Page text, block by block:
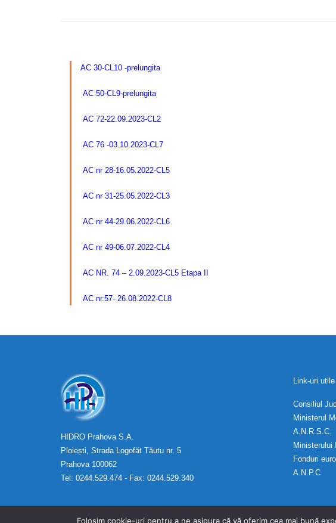
AC 30-CL10 -prelungita
AC 50-CL9-prelungita
AC 72-22.09.2023-CL2
AC 76 -03.10.2023-CL7
AC nr 28-16.05.2022-CL5
AC nr 31-25.05.2022-CL3
AC nr 44-29.06.2022-CL6
AC nr 49-06.07.2022-CL4
AC NR. 74 – 2.09.2023-CL5 Etapa II
AC nr.57- 26.08.2022-CL8
HIDRO Prahova S.A.
Ploiești, Strada Logofăt Tăutu nr. 5
Prahova 100062
Tel: 0244.529.474 - Fax: 0244.529.340
Link-uri utile
Consiliul
Ministerul
A.N.R.S.C.
Ministerului
Fonduri
A.N.P.C
Folosim cookie-uri pentru a ne asigura că vă oferim cea mai bună